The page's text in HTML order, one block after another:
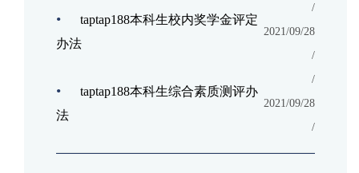
•
taptap188本科生校内奖学金评定
办法
/
2021/09/28
/
•
taptap188本科生综合素质测评办
法
/
2021/09/28
/